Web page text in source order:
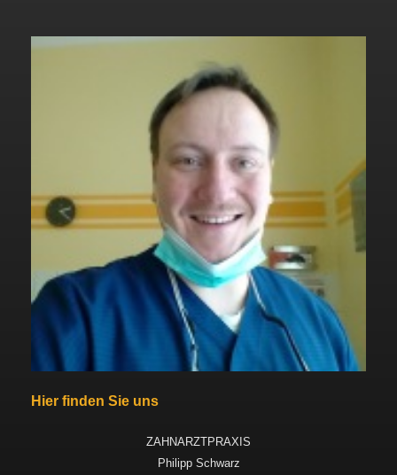
Hier finden Sie uns
ZAHNARZTPRAXIS
Philipp Schwarz